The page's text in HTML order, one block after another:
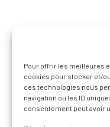
Pour offrir les meilleures
cookies pour stocker et/
ces technologies nous
navigation ou les ID
consentement peut avoir